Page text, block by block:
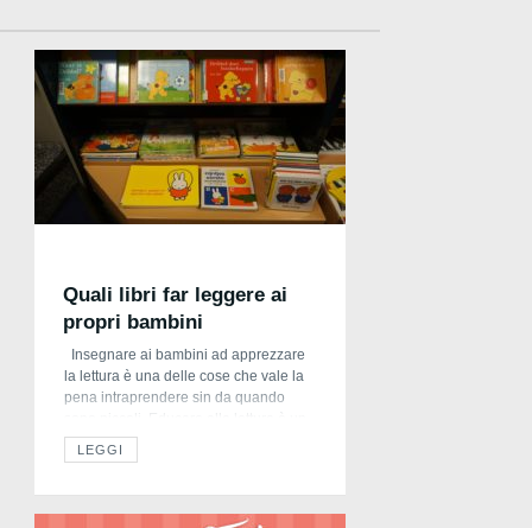
Quali libri far leggere ai
propri bambini
Insegnare ai bambini ad apprezzare
la lettura è una delle cose che vale la
pena intraprendere sin da quando
modo per far scoprire loro da soli il
mondo che ci circonda e poiché in
LEGGI